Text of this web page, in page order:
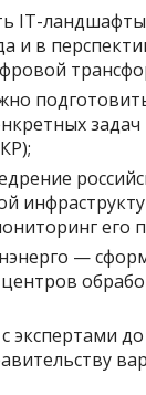
IT-
и в
—
экспертами